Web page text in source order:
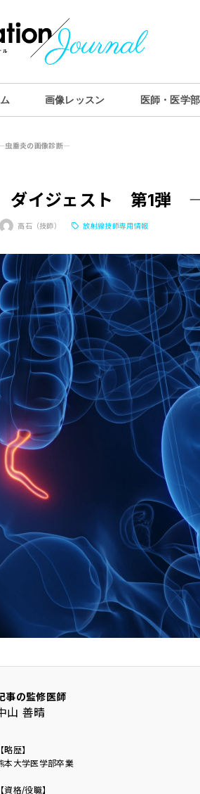
画像レッスン 医師・医学
生専用情報
用情報
CONTACT
約
垂炎の画像診断―
ダイジェスト 第1弾
高石（技師） 放射線技師専用情報
事の監修医師
山 善晴
【略歴】
本大学医学部卒業
【資格/役職】